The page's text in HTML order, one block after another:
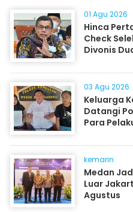
01 Agu 2026
Hinca
Check
Divonis
03 Agu 2026
Keluarga
Datangi
Para
kemarin
Medan
Luar
Agustus